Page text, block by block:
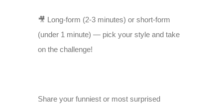
🎥 Long-form (2-3 minutes) or short-form
(under 1 minute) — pick your style and take
on the challenge!
Share your funniest or most surprised